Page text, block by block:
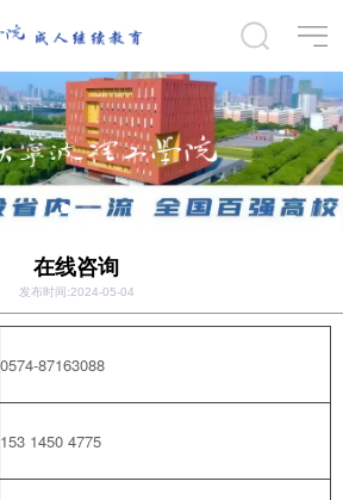
在线咨询
发布时间:2024-05-04
0574-87163088
153 1450 4775